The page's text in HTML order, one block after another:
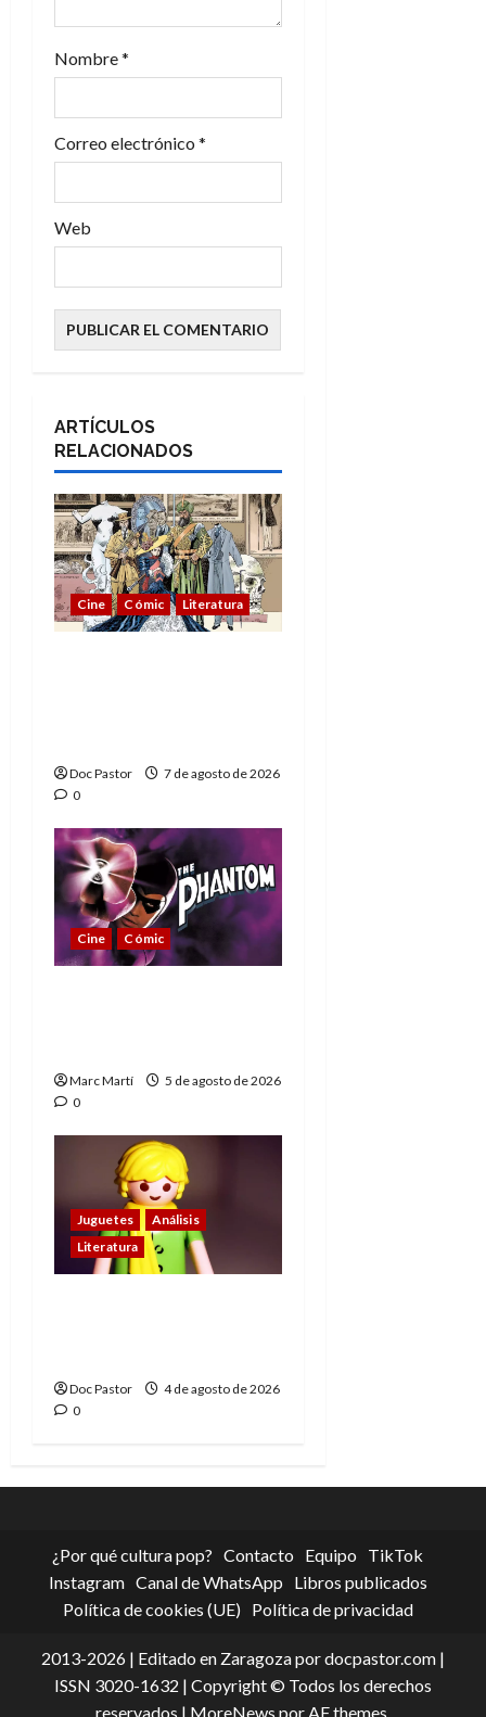
a
d
a
Nombre*
Correo electrónico *
Web
ARTÍCULOS
RELACIONADOS
Cine Cómic Literatura
Doc Pastor
7 de agosto de 2026
0
Cine Cómic
Marc Martí
5 de agosto de 2026
0
Juguetes
Análisis
Literatura
Doc Pastor
4 de agosto de 2026
0
¿Por qué cultura pop? Contacto Equipo
TikTok
Instagram Canal de WhatsApp
Libros publicados
Política de cookies (UE)
Política de privacidad
2013-2026 | Editado en Zaragoza por docpastor.com |
ISSN 3020-1632 | Copyright © Todos los derechos
reservados | MoreNews por AF themes.